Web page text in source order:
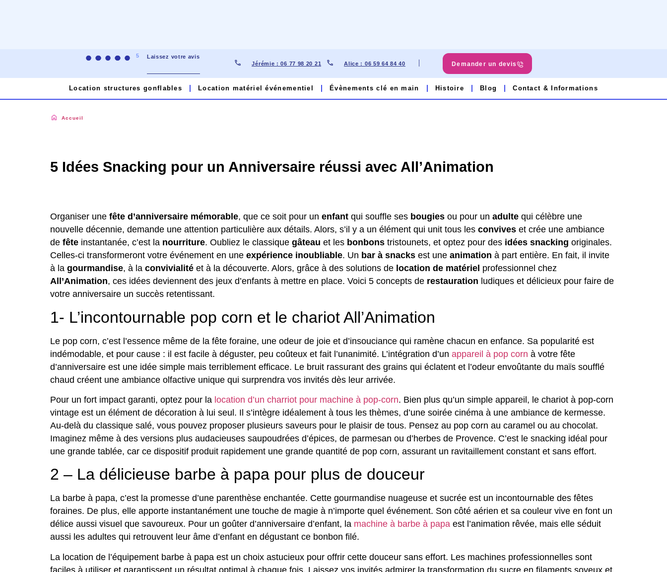
5
Laissez votre avis
Jérémie : 06 77 98 20 21
Alice : 06 59 64 84 40​ Demander un devis
Location structures gonflables Location matériel événementiel Évènements clé en main Histoire Blog Contact & Informations
Accueil
5 Idées Snacking pour un Anniversaire réussi avec All’Animation
Organiser une fête d’anniversaire mémorable, que ce soit pour un enfant qui souffle ses bougies ou pour un adulte qui célèbre une
nouvelle décennie, demande une attention particulière aux détails. Alors, s’il y a un élément qui unit tous les convives et crée une ambiance
de fêteinstantanée, c’est la nourriture. Oubliez le classique gâteau et les bonbons tristounets, et optez pour des idées snacking originales.
Celles-ci transformeront votre événement en une expérience inoubliable. Un bar à snacksest une animation à part entière. En fait, il invite
à la gourmandise, à la convivialité et à la découverte. Alors, grâce à des solutions de location de matériel professionnel chez
All’Animation, ces idées deviennent des jeux d’enfants à mettre en place. Voici 5 concepts de restauration ludiques et délicieux pour faire de
votre anniversaire un succès retentissant.
1- L’incontournable pop corn et le chariot All’Animation
Le pop corn, c’est l’essence même de la fête foraine, une odeur de joie et d’insouciance qui ramène chacun en enfance. Sa popularité est
indémodable, et pour cause : il est facile à déguster, peu coûteux et fait l’unanimité. L’intégration d’un appareil à pop corn à votre fête
d’anniversaire est une idée simple mais terriblement efficace. Le bruit rassurant des grains qui éclatent et l’odeur envoûtante du maïs soufflé
chaud créent une ambiance olfactive unique qui surprendra vos invités dès leur arrivée.
Pour un fort impact garanti, optez pour la location d’un charriot pour machine à pop-corn. Bien plus qu’un simple appareil, le chariot à pop-corn
vintage est un élément de décoration à lui seul. Il s’intègre idéalement à tous les thèmes, d’une soirée cinéma à une ambiance de kermesse.
Au-delà du classique salé, vous pouvez proposer plusieurs saveurs pour le plaisir de tous. Pensez au pop corn au caramel ou au chocolat.
Imaginez même à des versions plus audacieuses saupoudrées d’épices, de parmesan ou d’herbes de Provence. C’est le snacking idéal pour
une grande tablée, car ce dispositif produit rapidement une grande quantité de pop corn, assurant un ravitaillement constant et sans effort.
2 – La délicieuse barbe à papa pour plus de douceur
La barbe à papa, c’est la promesse d’une parenthèse enchantée. Cette gourmandise nuageuse et sucrée est un incontournable des fêtes
foraines. De plus, elle apporte instantanément une touche de magie à n’importe quel événement. Son côté aérien et sa couleur vive en font un
délice aussi visuel que savoureux. Pour un goûter d’anniversaire d’enfant, la machine à barbe à papaest l’animation rêvée, mais elle séduit
aussi les adultes qui retrouvent leur âme d’enfant en dégustant ce bonbon filé.
La location de l’équipement barbe à papa est un choix astucieux pour offrir cette douceur sans effort. Les machines professionnelles sont
faciles à utiliser et garantissent un résultat optimal à chaque fois. Laissez vos invités admirer la transformation du sucre en filaments soyeux et